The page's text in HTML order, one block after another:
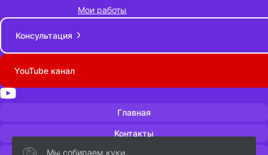
Мои работы
Консультация
YouTube канал
Главная
Контакты
Мы собираем куки.